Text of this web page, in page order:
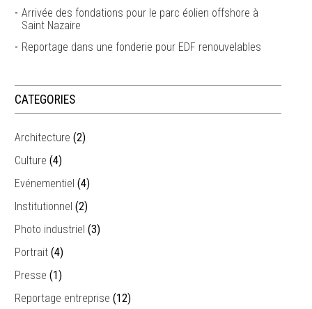
Arrivée des fondations pour le parc éolien offshore à
Saint Nazaire
Reportage dans une fonderie pour EDF renouvelables
CATEGORIES
Architecture (2)
Culture (4)
Evénementiel (4)
Institutionnel (2)
Photo industriel (3)
Portrait (4)
Presse (1)
Reportage entreprise (12)